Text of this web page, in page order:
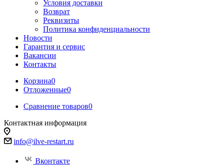
Условия доставки
Возврат
Реквизиты
Политика конфиденциальности
Новости
Гарантия и сервис
Вакансии
Контакты
Корзина0
Отложенные0
Сравнение товаров0
Контактная информация
info@ilve-restart.ru
Вконтакте